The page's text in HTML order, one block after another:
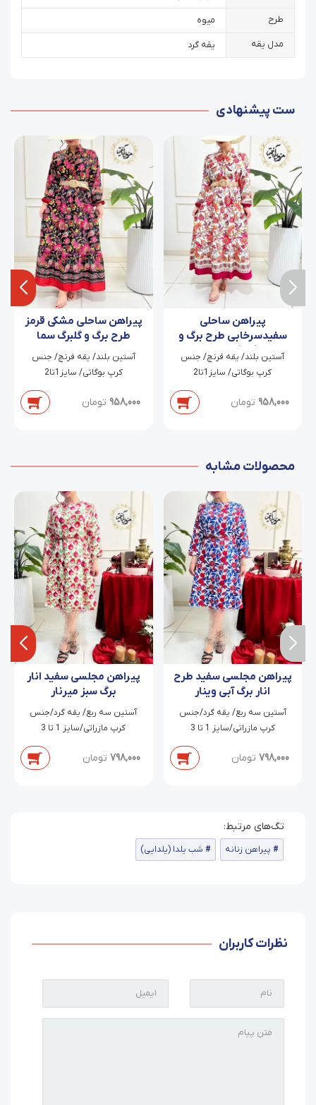
طرح میوه
مدل یقه یقه گرد
ست پیشنهادی
پیراهن ساحلی
سفیدسرخابی طرح برگ و
گلبرگ حاله
‫آستین بلند/ یقه فرنچ/ جنس
کرپ بوگاتی/ سایز1تا2
958,000 تومان
پیراهن ساحلی مشکی قرمز
طرح برگ و گلبرگ سما
‫آستین بلند/ یقه فرنچ/ جنس
کرپ بوگاتی/ سایز1تا2
958,000 تومان
محصولات مشابه
پیراهن مجلسی سفید طرح
انار برگ آبی وینار
آستین سه ربع/ یقه گرد/جنس
کرپ مازراتی/سایز 1 تا 3
798,000 تومان
پیراهن مجلسی سفید انار
برگ سبز میرنار
آستین سه ربع/ یقه گرد/جنس
کرپ مازراتی/سایز 1 تا 3
798,000 تومان
پیراهن زنانه شب یلدا (یلدایی)
نظرات کاربران